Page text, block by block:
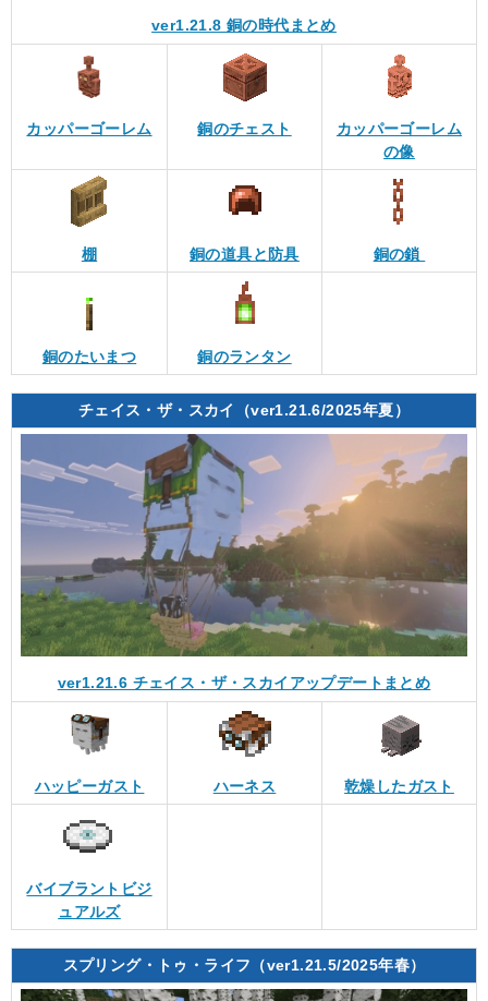
ver1.21.8 銅の時代まとめ
カッパーゴーレム 銅のチェスト
カッパーゴーレム
の像
棚 銅の道具と防具 銅の鎖
銅のたいまつ 銅のランタン
チェイス・ザ・スカイ（ver1.21.6/2025年夏）
ver1.21.6 チェイス・ザ・スカイアップデートまとめ
ハッピーガスト ハーネス 乾燥したガスト
バイブラントビジ
ュアルズ
スプリング・トゥ・ライフ（ver1.21.5/2025年春）